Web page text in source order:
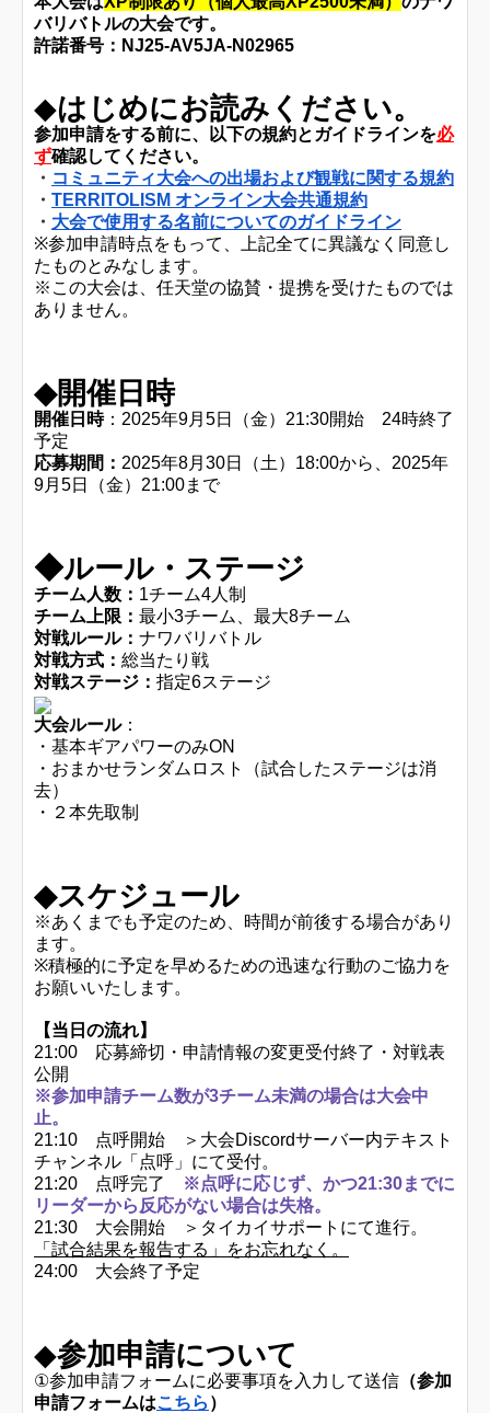
バリバトルの大会です。
許諾番号：NJ25-AV5JA-N02965
◆はじめにお読みください。
参加申請をする前に、以下の規約とガイドラインを必
ず確認してください。
・ コミュニティ大会への出場および観戦に関する規約
・ TERRITOLISM オンライン大会共通規約
・ 大会で使用する名前についてのガイドライン
※参加申請時点をもって、上記全てに異議なく同意し
たものとみなします。
※この大会は、任天堂の協賛・提携を受けたものでは
ありません。
◆開催日時
開催日時：2025年9月5日（金）21:30開始 24時終了
予定
応募期間： 2025年8月30日（土）18:00から、2025年
9月5日（金）21:00まで
◆ルール・ステージ
チーム人数： 1チーム4人制
チーム上限： 最小3チーム、最大8チーム
対戦ルール： ナワバリバトル
対戦方式： 総当たり戦
対戦ステージ： 指定6ステージ
大会ルール：
・基本ギアパワーのみON
・おまかせランダムロスト（試合したステージは消
去）
・２本先取制
◆スケジュール
※あくまでも予定のため、時間が前後する場合があり
ます。
※積極的に予定を早めるための迅速な行動のご協力を
お願いいたします。
【当日の流れ】
21:00 応募締切・申請情報の変更受付終了・対戦表
公開
※参加申請チーム数が3チーム未満の場合は大会中
止。
21:10 点呼開始 ＞大会Discordサーバー内テキスト
チャンネル「点呼」にて受付。
21:20 点呼完了
※点呼に応じず、かつ21:30までに
リーダーから反応がない場合は失格。
21:30 大会開始 ＞タイカイサポートにて進行。
「試合結果を報告する」をお忘れなく。
24:00 大会終了予定
◆参加申請について
①参加申請フォームに必要事項を入力して送信 （参加
申請フォームはこちら ）